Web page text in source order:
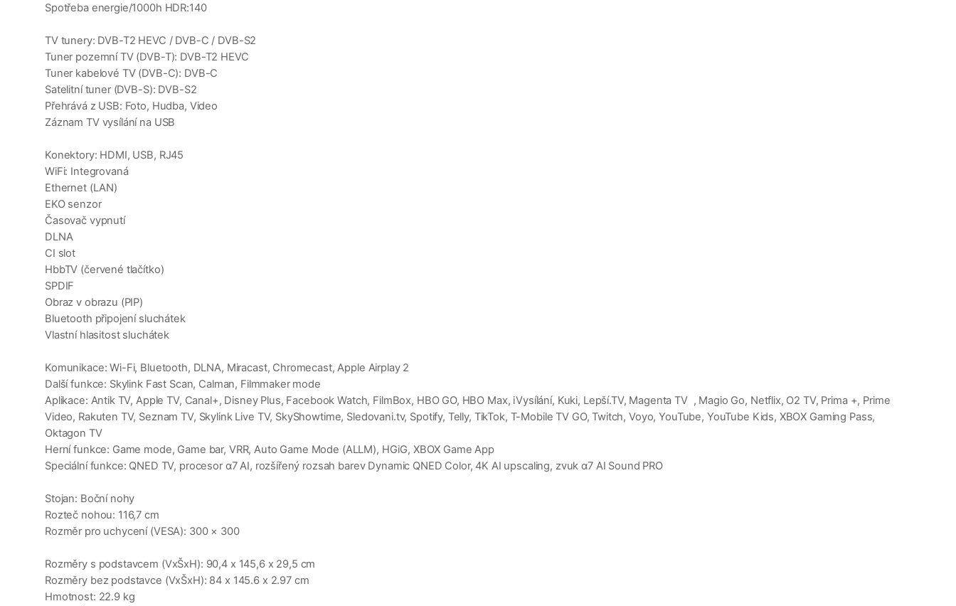
Spotřeba energie/1000h HDR:140
TV tunery: DVB-T2 HEVC / DVB-C / DVB-S2
Tuner pozemní TV (DVB-T): DVB-T2 HEVC
Tuner kabelové TV (DVB-C): DVB-C
Satelitní tuner (DVB-S): DVB-S2
Přehrává z USB: Foto, Hudba, Video
Záznam TV vysílání na USB
Konektory: HDMI, USB, RJ45
WiFi: Integrovaná
Ethernet (LAN)
EKO senzor
Časovač vypnutí
DLNA
CI slot
HbbTV (červené tlačítko)
SPDIF
Obraz v obrazu (PIP)
Bluetooth připojení sluchátek
Vlastní hlasitost sluchátek
Komunikace: Wi-Fi, Bluetooth, DLNA, Miracast, Chromecast, Apple Airplay 2
Další funkce: Skylink Fast Scan, Calman, Filmmaker mode
Aplikace: Antik TV, Apple TV, Canal+, Disney Plus, Facebook Watch, FilmBox, HBO GO, HBO Max, iVysílání, Kuki, Lepší.TV, Magenta TV , Magio Go, Netflix, O2 TV, Prima +, Prime
Video, Rakuten TV, Seznam TV, Skylink Live TV, SkyShowtime, Sledovani.tv, Spotify, Telly, TikTok, T-Mobile TV GO, Twitch, Voyo, YouTube, YouTube Kids, XBOX Gaming Pass,
Oktagon TV
Herní funkce: Game mode, Game bar, VRR, Auto Game Mode (ALLM), HGiG, XBOX Game App
Speciální funkce: QNED TV, procesor α7 AI, rozšířený rozsah barev Dynamic QNED Color, 4K AI upscaling, zvuk α7 AI Sound PRO
Stojan: Boční nohy
Rozteč nohou: 116,7 cm
Rozměr pro uchycení (VESA): 300 × 300
Rozměry s podstavcem (VxŠxH): 90,4 x 145,6 x 29,5 cm
Rozměry bez podstavce (VxŠxH): 84 x 145.6 x 2.97 cm
Hmotnost: 22.9 kg